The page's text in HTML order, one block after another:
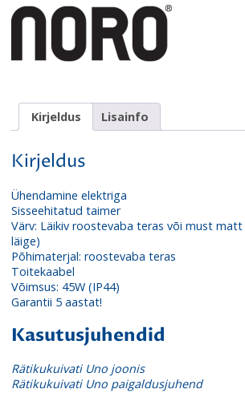
Kirjeldus Lisainfo
Kirjeldus
Ühendamine elektriga
Sisseehitatud taimer
Värv: Läikiv roostevaba teras või must matt
läige)
Põhimaterjal: roostevaba teras
Toitekaabel
Võimsus: 45W (IP44)
Garantii 5 aastat!
Kasutusjuhendid
Rätikukuivati Uno joonis
Rätikukuivati Uno paigaldusjuhend